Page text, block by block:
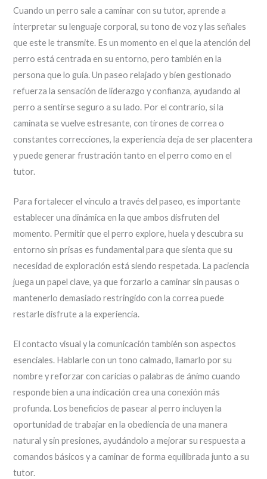
Cuando un perro sale a caminar con su tutor, aprende a
interpretar su lenguaje corporal, su tono de voz y las señales
que este le transmite. Es un momento en el que la atención del
perro está centrada en su entorno, pero también en la
persona que lo guía. Un paseo relajado y bien gestionado
refuerza la sensación de liderazgo y confianza, ayudando al
perro a sentirse seguro a su lado. Por el contrario, si la
caminata se vuelve estresante, con tirones de correa o
constantes correcciones, la experiencia deja de ser placentera
y puede generar frustración tanto en el perro como en el
tutor.
Para fortalecer el vínculo a través del paseo, es importante
establecer una dinámica en la que ambos disfruten del
momento. Permitir que el perro explore, huela y descubra su
entorno sin prisas es fundamental para que sienta que su
necesidad de exploración está siendo respetada. La paciencia
juega un papel clave, ya que forzarlo a caminar sin pausas o
mantenerlo demasiado restringido con la correa puede
restarle disfrute a la experiencia.
El contacto visual y la comunicación también son aspectos
esenciales. Hablarle con un tono calmado, llamarlo por su
nombre y reforzar con caricias o palabras de ánimo cuando
responde bien a una indicación crea una conexión más
profunda. Los beneficios de pasear al perro incluyen la
oportunidad de trabajar en la obediencia de una manera
natural y sin presiones, ayudándolo a mejorar su respuesta a
comandos básicos y a caminar de forma equilibrada junto a su
tutor.